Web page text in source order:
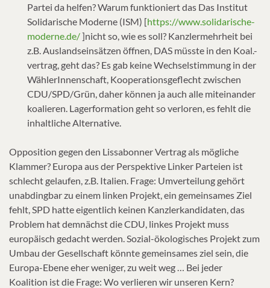
Partei da helfen? Warum funktioniert das Das Institut
Solidarische Moderne (ISM) [https://www.solidarische-
moderne.de/]nicht so, wie es soll? Kanzlermehrheit bei
z.B. Auslandseinsätzen öffnen, DAS müsste in den Koal.-
vertrag, geht das? Es gab keine Wechselstimmung in der
WählerInnenschaft, Kooperationsgeflecht zwischen
CDU/SPD/Grün, daher können ja auch alle miteinander
koalieren. Lagerformation geht so verloren, es fehlt die
inhaltliche Alternative.
Opposition gegen den Lissabonner Vertrag als mögliche
Klammer? Europa aus der Perspektive Linker Parteien ist
schlecht gelaufen, z.B. Italien. Frage: Umverteilung gehört
unabdingbar zu einem linken Projekt, ein gemeinsames Ziel
fehlt, SPD hatte eigentlich keinen Kanzlerkandidaten, das
Problem hat demnächst die CDU, linkes Projekt muss
europäisch gedacht werden. Sozial-ökologisches Projekt zum
Umbau der Gesellschaft könnte gemeinsames ziel sein, die
Europa-Ebene eher weniger, zu weit weg … Bei jeder
Koalition ist die Frage: Wo verlieren wir unseren Kern?